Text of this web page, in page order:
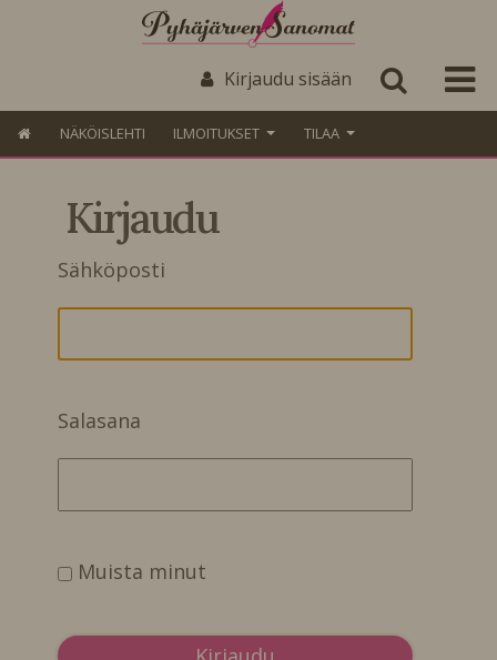
Kirjaudu sisään
NÄKÖISLEHTI ILMOITUKSET TILAA
Kirjaudu
Sähköposti
Salasana
Muista minut